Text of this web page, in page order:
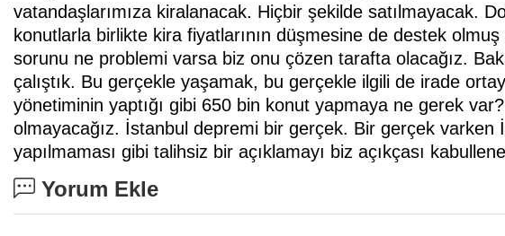
vatandaşlarımıza kiralanacak. Hiçbir şekilde satılmayacak.
konutlarla birlikte kira fiyatlarının düşmesine de destek olmuş
sorunu ne problemi varsa biz onu çözen tarafta olacağız.
çalıştık. Bu gerçekle yaşamak, bu gerçekle ilgili de irade
yönetiminin yaptığı gibi 650 bin konut yapmaya ne gerek
olmayacağız. İstanbul depremi bir gerçek. Bir gerçek varken
yapılmaması gibi talihsiz bir açıklamayı biz açıkçası
Yorum Ekle